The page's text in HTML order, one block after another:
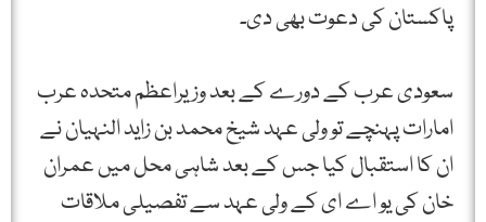
پاکستان کی دعوت بھی دی۔
سعودی عرب کے دورے کے بعد وزیراعظم متحدہ عرب
امارات پہنچے تو ولی عہد شیخ محمد بن زاید النہیان نے
ان کا استقبال کیا جس کے بعد شاہی محل میں عمران
خان کی یو اے ای کے ولی عہد سے تفصیلی ملاقات